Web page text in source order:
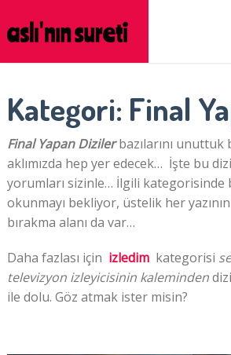
Kategori: Final
Final Yapan Dizilerbazılarını unuttuk
aklımızda hep yer edecek… İşte bu
yorumları sizinle… İlgili kategorisinde
okunmayı bekliyor, üstelik her
bırakma alanı da var…
Daha fazlası için izledimkategorisi
televizyon izleyicisinin kaleminden
ile dolu. Göz atmak ister misin?